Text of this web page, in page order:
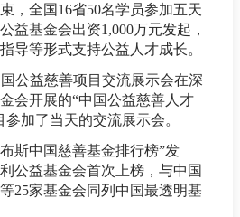
，全国16省50名学员参加五天
益基金会出资1,000万元发起，
导等形式支持公益人才成长。
公益慈善项目交流展示会在深
会开展的“中国公益慈善人才
加了当天的交流展示会。
斯中国慈善基金排行榜”发
公益基金会首次上榜，与中国
25家基金会同列中国最透明基